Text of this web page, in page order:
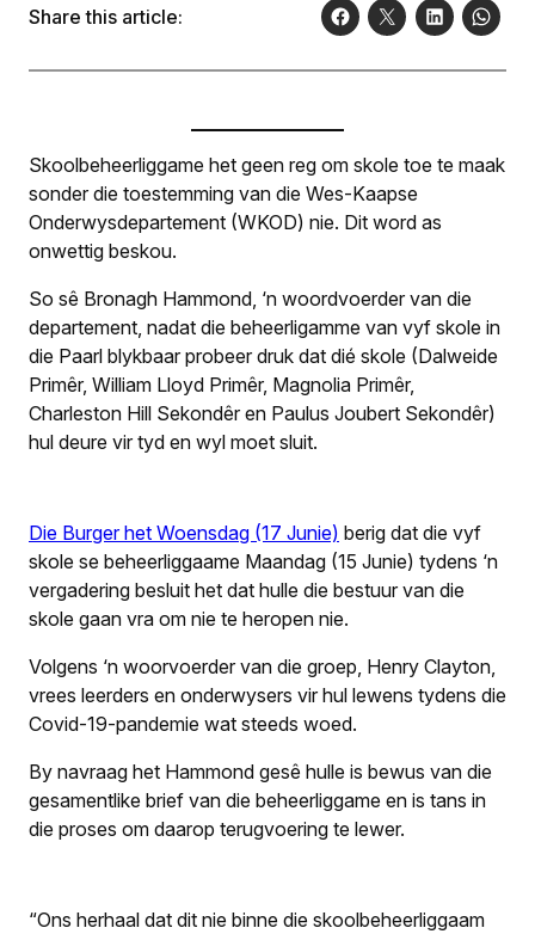
Share this article:
Skoolbeheerliggame het geen reg om skole toe te maak
sonder die toestemming van die Wes-Kaapse
Onderwysdepartement (WKOD) nie. Dit word as
onwettig beskou.
So sê Bronagh Hammond, ‘n woordvoerder van die
departement, nadat die beheerligamme van vyf skole in
die Paarl blykbaar probeer druk dat dié skole (Dalweide
Primêr, William Lloyd Primêr, Magnolia Primêr,
Charleston Hill Sekondêr en Paulus Joubert Sekondêr)
hul deure vir tyd en wyl moet sluit.
Die Burger het Woensdag (17 Junie) berig dat die vyf
skole se beheerliggaame Maandag (15 Junie) tydens ‘n
vergadering besluit het dat hulle die bestuur van die
skole gaan vra om nie te heropen nie.
Volgens ‘n woorvoerder van die groep, Henry Clayton,
vrees leerders en onderwysers vir hul lewens tydens die
Covid-19-pandemie wat steeds woed.
By navraag het Hammond gesê hulle is bewus van die
gesamentlike brief van die beheerliggame en is tans in
die proses om daarop terugvoering te lewer.
“Ons herhaal dat dit nie binne die skoolbeheerliggaam